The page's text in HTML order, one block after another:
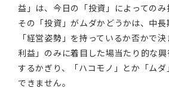
益」は、今日の「投資」によってのみ
その「投資」がムダかどうかは、中
「経営姿勢」を持っているか否かで
利益」のみに着目した場当たり的な
するかぎり、「ハコモノ」とか「ム
できません。